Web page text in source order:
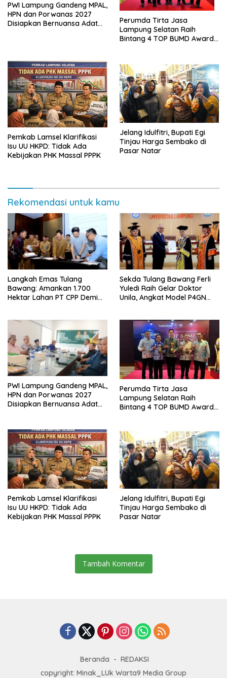
PWI Lampung Gandeng MPAL,
HPN dan Porwanas 2027
Disiapkan Bernuansa Adat
Perumda Tirta Jasa
Lampung Selatan Raih
Bintang 4 TOP BUMD Awards
Pemkab Lamsel Klarifikasi
Isu UU HKPD: Tidak Ada
Kebijakan PHK Massal PPPK
Jelang Idulfitri, Bupati Egi
Tinjau Harga Sembako di
Pasar Natar
Rekomendasi untuk kamu
Langkah Emas Tulang
Bawang: Amankan 1.700
Hektar Lahan PT CPP Demi
Sekda Tulang Bawang Ferli
Yuledi Raih Gelar Doktor
Unila, Angkat Model P4GN
PWI Lampung Gandeng MPAL,
HPN dan Porwanas 2027
Disiapkan Bernuansa Adat
Perumda Tirta Jasa
Lampung Selatan Raih
Bintang 4 TOP BUMD Awards
Pemkab Lamsel Klarifikasi
Isu UU HKPD: Tidak Ada
Kebijakan PHK Massal PPPK
Jelang Idulfitri, Bupati Egi
Tinjau Harga Sembako di
Pasar Natar
Tambah Komentar
Beranda
REDAKSI
copyright: Minak_LUk Warta9 Media Group